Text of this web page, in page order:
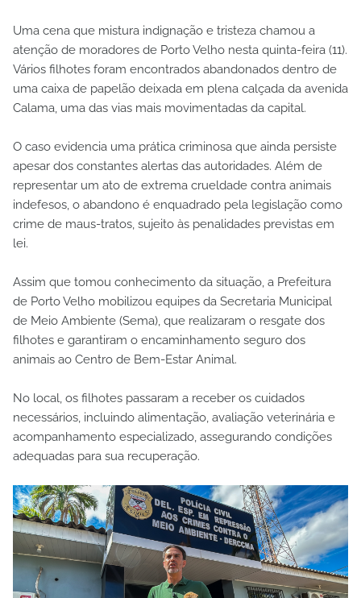
Uma cena que mistura indignação e tristeza chamou a
atenção de moradores de Porto Velho nesta quinta-feira (11).
Vários filhotes foram encontrados abandonados dentro de
uma caixa de papelão deixada em plena calçada da avenida
Calama, uma das vias mais movimentadas da capital.
O caso evidencia uma prática criminosa que ainda persiste
apesar dos constantes alertas das autoridades. Além de
representar um ato de extrema crueldade contra animais
indefesos, o abandono é enquadrado pela legislação como
crime de maus-tratos, sujeito às penalidades previstas em
lei.
Assim que tomou conhecimento da situação, a Prefeitura
de Porto Velho mobilizou equipes da Secretaria Municipal
de Meio Ambiente (Sema), que realizaram o resgate dos
filhotes e garantiram o encaminhamento seguro dos
animais ao Centro de Bem-Estar Animal.
No local, os filhotes passaram a receber os cuidados
necessários, incluindo alimentação, avaliação veterinária e
acompanhamento especializado, assegurando condições
adequadas para sua recuperação.